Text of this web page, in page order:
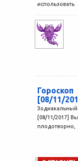
какие-то
вам...
[08/11/
[08/11/2017]